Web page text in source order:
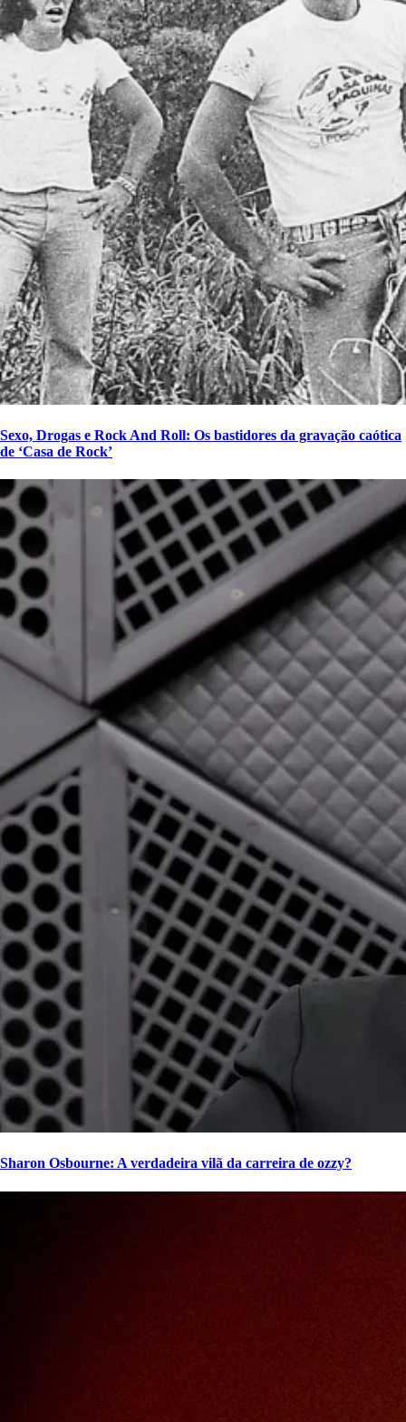
Sexo, Drogas e Rock And Roll: Os bastidores da gravação caótica
de ‘Casa de Rock’
Sharon Osbourne: A verdadeira vilã da carreira de ozzy?